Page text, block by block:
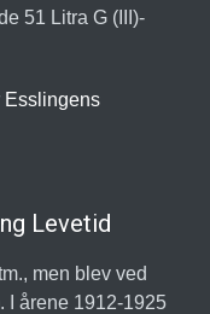
51 Litra G (III)-
Esslingens
Levetid
men blev ved
I årene 1912-1925